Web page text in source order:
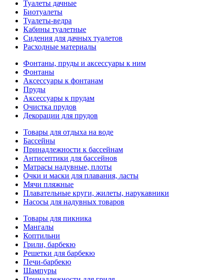
Туалеты дачные
Биотуалеты
Туалеты-ведра
Кабины туалетные
Сидения для дачных туалетов
Расходные материалы
Фонтаны, пруды и аксессуары к ним
Фонтаны
Аксессуары к фонтанам
Пруды
Аксессуары к прудам
Очистка прудов
Декорации для прудов
Товары для отдыха на воде
Бассейны
Принадлежности к бассейнам
Антисептики для бассейнов
Матраcы надувные, плоты
Очки и маски для плавания, ласты
Мячи пляжные
Плавательные круги, жилеты, нарукавники
Насосы для надувных товаров
Товары для пикника
Мангалы
Коптильни
Грили, барбекю
Решетки для барбекю
Печи-барбекю
Шампуры